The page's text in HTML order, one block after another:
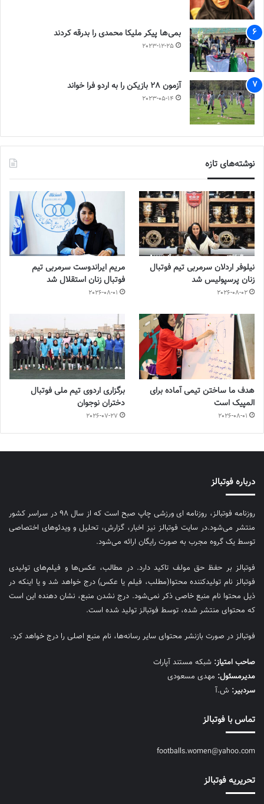
بمی‌ها پیکر ملیکا محمدی را بدرقه کردند
2023-12-25
آزمون 28 بازیکن را به اردو فرا خواند
2023-05-14
نوشته‌های تازه
نیلوفر اردلان سرمربی تیم فوتبال
زنان پرسپولیس شد
2026-08-02
مریم ایراندوست سرمربی تیم
فوتبال زنان استقلال شد
2026-08-01
هدف ما ساختن تیمی آماده برای
المپیک است
2026-08-01
برگزاری اردوی تیم ملی فوتبال
دختران نوجوان
2026-07-27
درباره فوتبالز
روزنامه فوتبالز، روزنامه ای ورزشی چاپ صبح است که از سال ۹۸ در سراسر کشور
منتشر می‌شود.در سایت فوتبالز نیز اخبار، گزارش، تحلیل و ویدئوهای اختصاصی
توسط یک گروه مجرب به صورت رایگان ارائه می‌شود.
فوتبالز بر حفظ حق مولف تاکید دارد. در مطالب، عکس‌ها و فیلم‌های تولیدی
فوتبالز نام تولیدکننده محتوا(مطلب، فیلم یا عکس) درج خواهد شد و یا اینکه در
ذیل محتوا نام منبع خاصی ذکر نمی‌‎شود. درج نشدن منبع، نشان دهنده این است
که محتوای منتشر شده، توسط فوتبالز تولید شده است.
فوتبالز در صورت بازنشر محتوای سایر رسانه‌ها، نام منبع اصلی را درج خواهد کرد.
صاحب امتیاز: شبکه مستند آپارات
مديرمسئول: مهدی مسعودی
سردبیر: ش.آ
تماس با فوتبالز
footballs.women@yahoo.com
تحریریه فوتبالز